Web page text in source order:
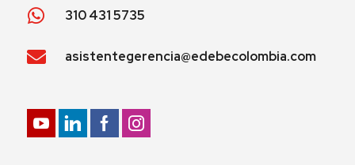
310 431 5735
asistentegerencia@edebecolombia.com